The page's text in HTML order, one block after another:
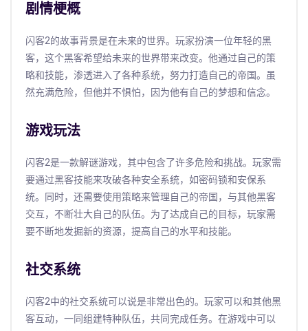
剧情梗概
闪客2的故事背景是在未来的世界。玩家扮演一位年轻的黑
客，这个黑客希望给未来的世界带来改变。他通过自己的策
略和技能，渗透进入了各种系统，努力打造自己的帝国。虽
然充满危险，但他并不惧怕，因为他有自己的梦想和信念。
游戏玩法
闪客2是一款解谜游戏，其中包含了许多危险和挑战。玩家需
要通过黑客技能来攻破各种安全系统，如密码锁和安保系
统。同时，还需要使用策略来管理自己的帝国，与其他黑客
交互，不断壮大自己的队伍。为了达成自己的目标，玩家需
要不断地发掘新的资源，提高自己的水平和技能。
社交系统
闪客2中的社交系统可以说是非常出色的。玩家可以和其他黑
客互动，一同组建特种队伍，共同完成任务。在游戏中可以